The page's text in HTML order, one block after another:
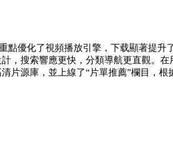
點優化了視頻播放引擎，下载顯著提
，搜索響應更快，分類導航更直觀。
片源庫，並上線了“片單推薦”欄目，